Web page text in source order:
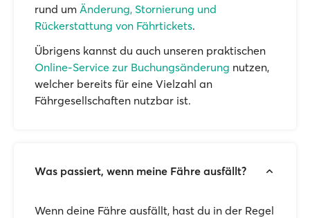
rund um Änderung, Stornierung und
Rückerstattung von Fährtickets.
Übrigens kannst du auch unseren praktischen
Online-Service zur Buchungsänderung nutzen,
welcher bereits für eine Vielzahl an
Fährgesellschaften nutzbar ist.
Was passiert, wenn meine Fähre ausfällt?
Wenn deine Fähre ausfällt, hast du in der Regel